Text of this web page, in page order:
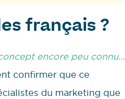
français ?
encore peu connu…
confirmer que ce
du marketing que